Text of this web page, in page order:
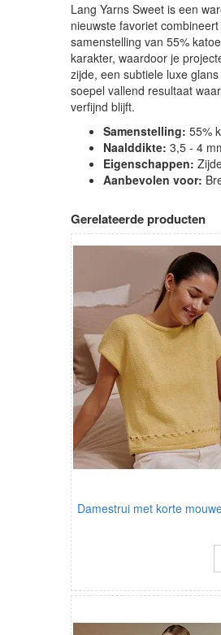
Lang Yarns Sweet is een
nieuwste favoriet
samenstelling van 55%
karakter, waardoor je
zijde, een subtiele luxe
soepel vallend resultaat
verfijnd blijft.
Samenstelling: 55%
Naalddikte: 3,5 - 4
Eigenschappen:
Aanbevolen voor:
Gerelateerde producten
Damestrui met korte